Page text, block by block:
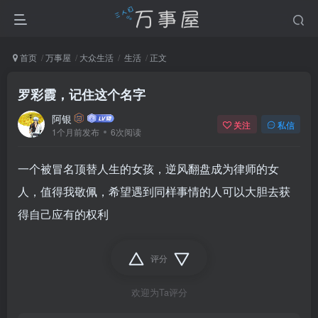
首页 万事屋 大众生活 生活 正文
罗彩霞，记住这个名字
阿银
1个月前发布 6次阅读
关注 私信
一个被冒名顶替人生的女孩，逆风翻盘成为律师的女
人，值得我敬佩，希望遇到同样事情的人可以大胆去获
得自己应有的权利
评分
欢迎为Ta评分